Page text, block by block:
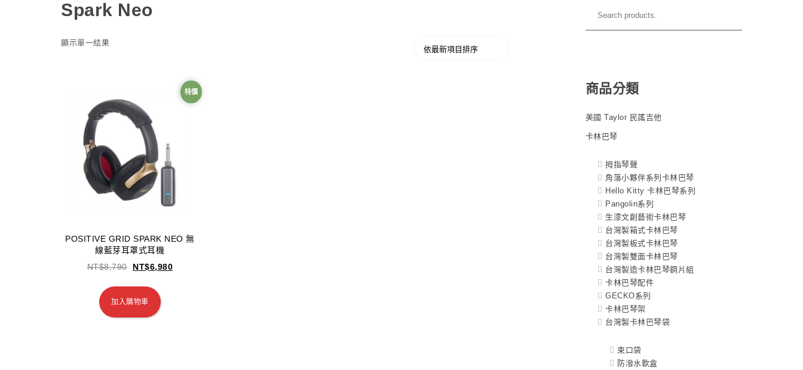
Spark Neo
顯示單一結果
特價
POSITIVE GRID SPARK NEO 無
線藍芽耳罩式耳機
NT$8,790 NT$6,980
加入購物車
商品分類
美國 Taylor 民謠吉他
卡林巴琴
拇指琴聲
角落小夥伴系列卡林巴琴
Hello Kitty 卡林巴琴系列
Pangolin系列
生漆文創藝術卡林巴琴
台灣製箱式卡林巴琴
台灣製板式卡林巴琴
台灣製雙面卡林巴琴
台灣製造卡林巴琴鋼片組
卡林巴琴配件
GECKO系列
卡林巴琴架
台灣製卡林巴琴袋
束口袋
防潑水軟盒